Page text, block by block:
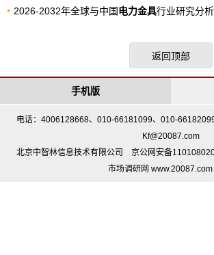
2026-2032年全球与中国电力金具行业研究分
返回顶部
手机版
电话：4006128668、010-66181099、010-
Kf@20087.com
北京中智林信息技术有限公司 京公网安备
市场调研网 www.20087.com